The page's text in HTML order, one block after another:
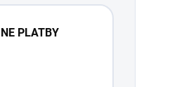
PLATBY